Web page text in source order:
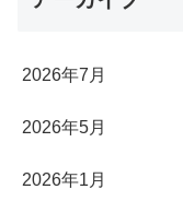
2026年7月
2026年5月
2026年1月